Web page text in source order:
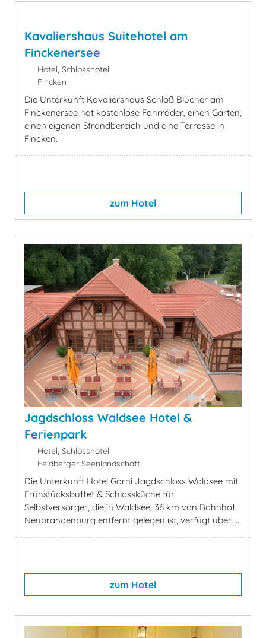
Kavaliershaus Suitehotel am
Finckenersee
Hotel, Schlosshotel
Fincken
Die Unterkunft Kavaliershaus Schloß Blücher am
Finckenersee hat kostenlose Fahrräder, einen Garten,
einen eigenen Strandbereich und eine Terrasse in
Fincken.
zum Hotel
Jagdschloss Waldsee Hotel &
Ferienpark
Hotel, Schlosshotel
Feldberger Seenlandschaft
Die Unterkunft Hotel Garni Jagdschloss Waldsee mit
Frühstücksbuffet & Schlossküche für
Selbstversorger, die in Waldsee, 36 km von Bahnhof
Neubrandenburg entfernt gelegen ist, verfügt über ...
zum Hotel